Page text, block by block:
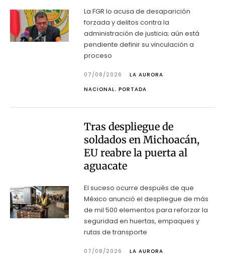
La FGR lo acusa de desaparición
forzada y delitos contra la
administración de justicia; aún está
pendiente definir su vinculación a
proceso
07/08/2026
LA AURORA
NACIONAL, PORTADA
Tras despliegue de
soldados en Michoacán,
EU reabre la puerta al
aguacate
El suceso ocurre después de que
México anunció el despliegue de más
de mil 500 elementos para reforzar la
seguridad en huertas, empaques y
rutas de transporte
07/08/2026
LA AURORA